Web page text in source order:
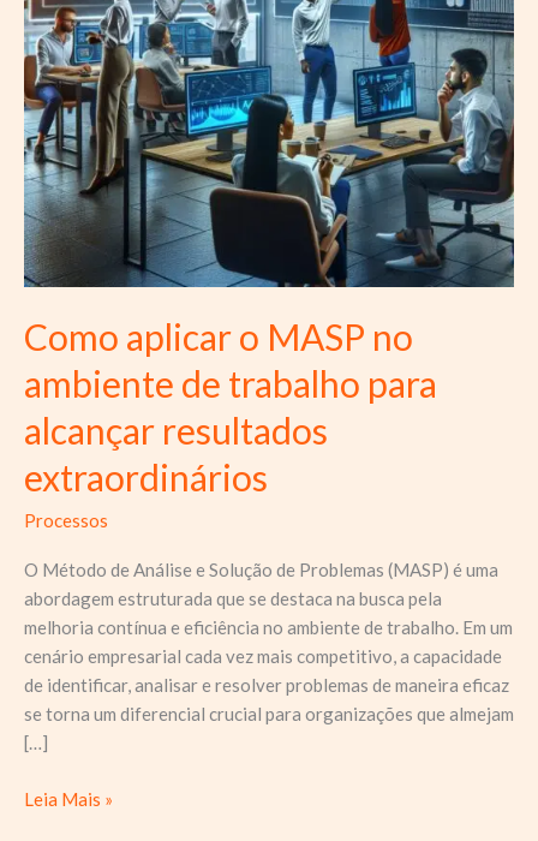
Como aplicar o MASP no
ambiente de trabalho para
alcançar resultados
extraordinários
Processos
O Método de Análise e Solução de Problemas (MASP) é uma
abordagem estruturada que se destaca na busca pela
melhoria contínua e eficiência no ambiente de trabalho. Em um
cenário empresarial cada vez mais competitivo, a capacidade
de identificar, analisar e resolver problemas de maneira eficaz
se torna um diferencial crucial para organizações que almejam
[…]
Como
Leia Mais »